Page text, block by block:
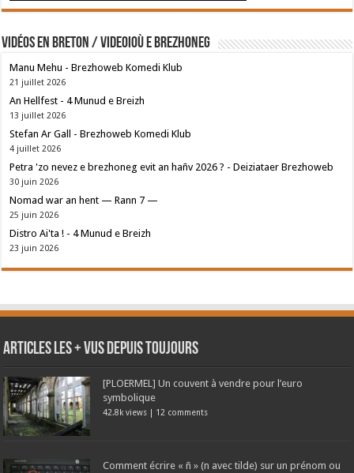
Vidéos en breton / Videoioù e brezhoneg
Manu Mehu - Brezhoweb Komedi Klub
21 juillet 2026
An Hellfest - 4 Munud e Breizh
13 juillet 2026
Stefan Ar Gall - Brezhoweb Komedi Klub
4 juillet 2026
Petra 'zo nevez e brezhoneg evit an hañv 2026 ? - Deiziataer Brezhoweb
30 juin 2026
Nomad war an hent — Rann 7 —
25 juin 2026
Distro Ai'ta ! - 4 Munud e Breizh
23 juin 2026
Articles les + vus depuis toujours
[PLOERMEL] Un couvent à vendre pour l’euro
symbolique
42.8k views 12 comments
Comment écrire « ñ » (n avec tilde) sur un prénom ou